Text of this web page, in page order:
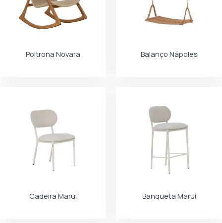
Poltrona Novara Balanço Nápoles
Cadeira Marui Banqueta Marui